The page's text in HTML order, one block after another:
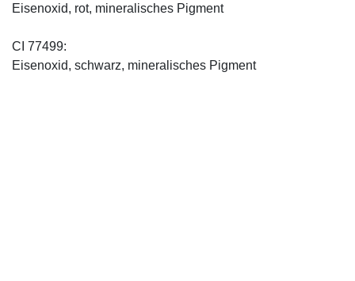
Eisenoxid, rot, mineralisches Pigment
CI 77499:
Eisenoxid, schwarz, mineralisches Pigment